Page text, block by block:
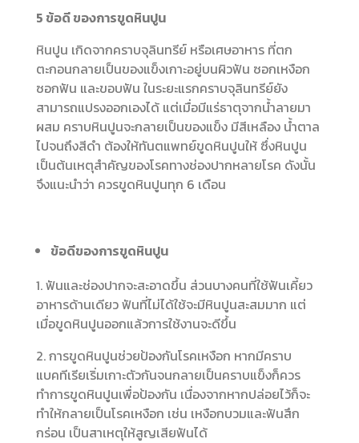
5 ข้อดี ของการขูดหินปูน
หินปูน เกิดจากคราบจุลินทรีย์ หรือเศษอาหาร ที่ตก
ตะกอนกลายเป็นของแข็งเกาะอยู่บนผิวฟัน ซอกเหงือก
ซอกฟัน และขอบฟัน ในระยะแรกคราบจุลินทรีย์ยัง
สามารถแปรงออกเองได้ แต่เมื่อมีแร่ธาตุจากน้ำลายมา
ผสม คราบหินปูนจะกลายเป็นของแข็ง มีสีเหลือง น้ำตาล
ไปจนถึงสีดำ ต้องให้ทันตแพทย์ขูดหินปูนให้ ซึ่งหินปูน
เป็นต้นเหตุสำคัญของโรคทางช่องปากหลายโรค ดังนั้น
จึงแนะนำว่า ควรขูดหินปูนทุก 6 เดือน
ข้อดีของการขูดหินปูน
1. ฟันและช่องปากจะสะอาดขึ้น ส่วนบางคนที่ใช้ฟันเคี้ยว
อาหารด้านเดียว ฟันที่ไม่ได้ใช้จะมีหินปูนสะสมมาก แต่
เมื่อขูดหินปูนออกแล้วการใช้งานจะดีขึ้น
2. การขูดหินปูนช่วยป้องกันโรคเหงือก หากมีคราบ
แบคทีเรียเริ่มเกาะตัวกันจนกลายเป็นคราบแข็งก็ควร
ทำการขูดหินปูนเพื่อป้องกัน เนื่องจากหากปล่อยไว้ก็จะ
ทำให้กลายเป็นโรคเหงือก เช่น เหงือกบวมและฟันสึก
กร่อน เป็นสาเหตุให้สูญเสียฟันได้